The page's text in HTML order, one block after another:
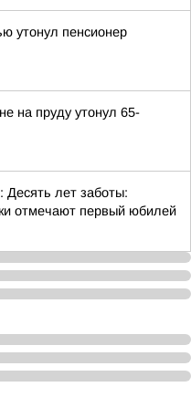
утонул пенсионер
на пруду утонул 65-
лет заботы:
отмечают первый юбилей